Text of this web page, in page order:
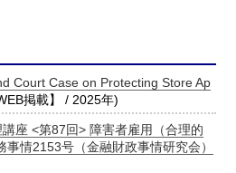
Court Case on Protecting Store Ap
掲載】 / 2025年)
講座 <第87回> 障害者雇用（合理的
情2153号（金融財政事情研究会）